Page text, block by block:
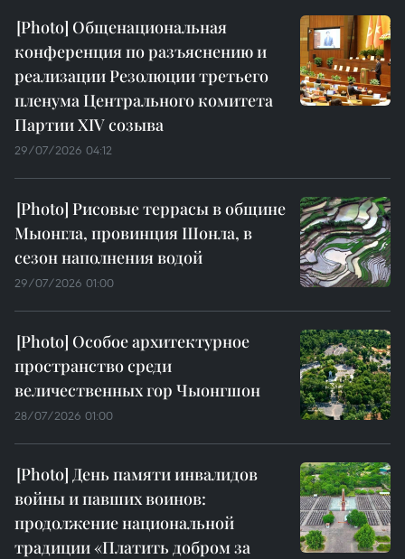
Общенациональная
конференция по разъяснению и
реализации Резолюции третьего
пленума Центрального комитета
Партии XIV созыва
29/07/2026 04:12
Рисовые террасы в общине
Мыонгла, провинция Шонла, в
сезон наполнения водой
29/07/2026 01:00
Особое архитектурное
пространство среди
величественных гор Чыонгшон
28/07/2026 01:00
День памяти инвалидов
войны и павших воинов:
продолжение национальной
традиции «Платить добром за